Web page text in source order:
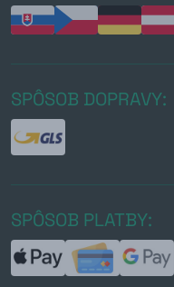
SPÔSOB DOPRAVY:
SPÔSOB PLATBY: